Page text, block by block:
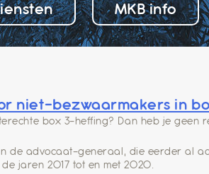
MKB info
niet-bezwaarmakers in
box 3-heffing? Dan heb je geen
de advocaat-generaal, die eerder al
jaren 2017 tot en met 2020.